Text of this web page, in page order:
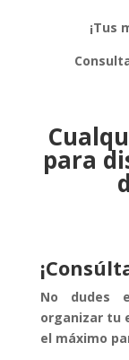
¡Tus
para
No dudes
organizar tu
el máximo